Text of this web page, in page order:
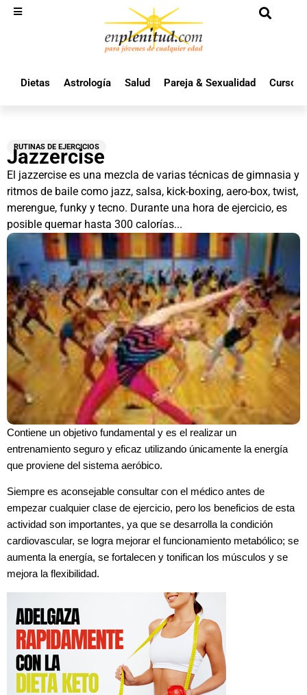
Dietas Astrología Salud Pareja & Sexualidad Cursos
RUTINAS DE EJERCICIOS
Jazzercise
El jazzercise es una mezcla de varias técnicas de gimnasia y
ritmos de baile como jazz, salsa, kick-boxing, aero-box, twist,
merengue, funky y tecno. Durante una hora de ejercicio, es
posible quemar hasta 300 calorías...
Contiene un objetivo fundamental y es el realizar un
entrenamiento seguro y eficaz utilizando únicamente la energía
que proviene del sistema aeróbico.
Siempre es aconsejable consultar con el médico antes de
empezar cualquier clase de ejercicio, pero los beneficios de esta
actividad son importantes, ya que se desarrolla la condición
cardiovascular, se logra mejorar el funcionamiento metabólico; se
aumenta la energía, se fortalecen y tonifican los músculos y se
mejora la flexibilidad.